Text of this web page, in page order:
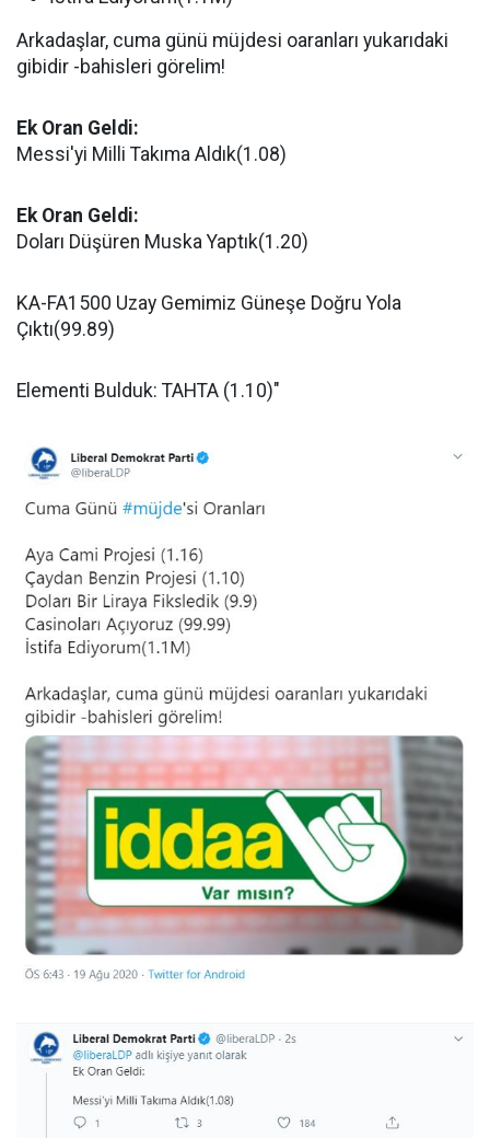
Arkadaşlar, cuma günü müjdesi oaranları yukarıdaki
gibidir -bahisleri görelim!
Ek Oran Geldi:
Messi'yi Milli Takıma Aldık(1.08)
Ek Oran Geldi:
Doları Düşüren Muska Yaptık(1.20)
KA-FA1500 Uzay Gemimiz Güneşe Doğru Yola
Çıktı(99.89)
Elementi Bulduk: TAHTA (1.10)"